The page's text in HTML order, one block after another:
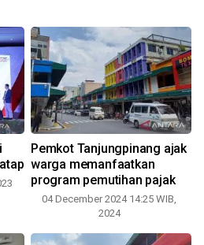
Pemkot Tanjungpinang ajak
warga memanfaatkan
program pemutihan pajak
04 December 2024 14:25 WIB,
2024